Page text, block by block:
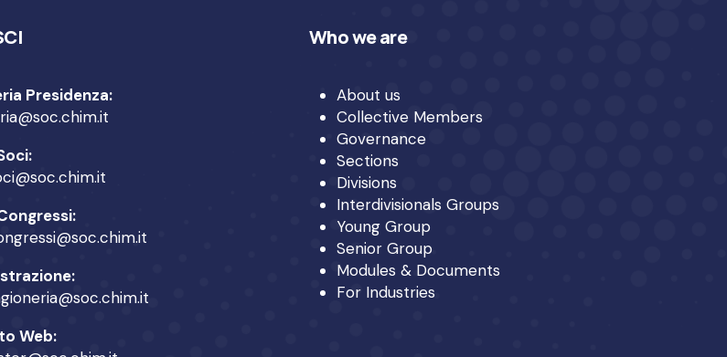
Presidenza:
Web:
Who we are
About us
Collective Members
Governance
Sections
Divisions
Interdivisionals Groups
Young Group
Senior Group
Modules & Documents
For Industries